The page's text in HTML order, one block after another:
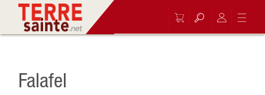
Falafel